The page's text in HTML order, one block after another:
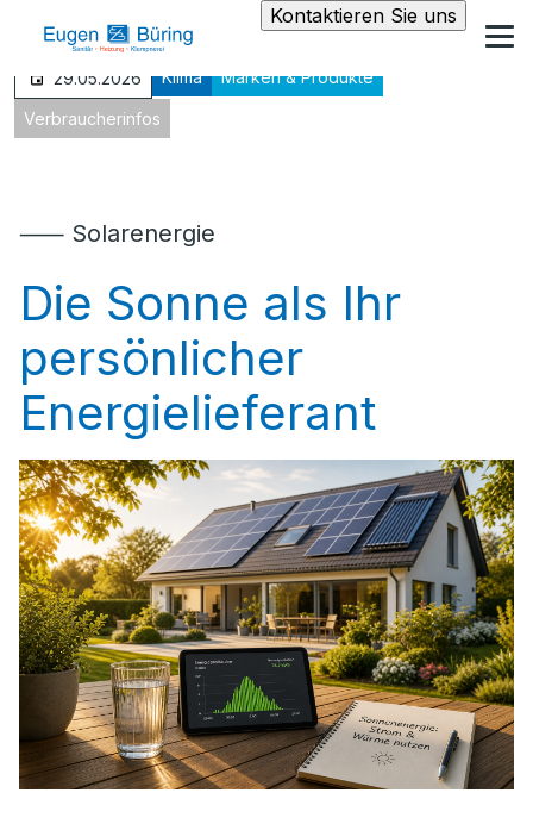
Kontaktieren Sie uns
29.05.2026 Klima Marken & Produkte
Verbraucherinfos
⸺ Solarenergie
Die Sonne als Ihr
persönlicher
Energielieferant